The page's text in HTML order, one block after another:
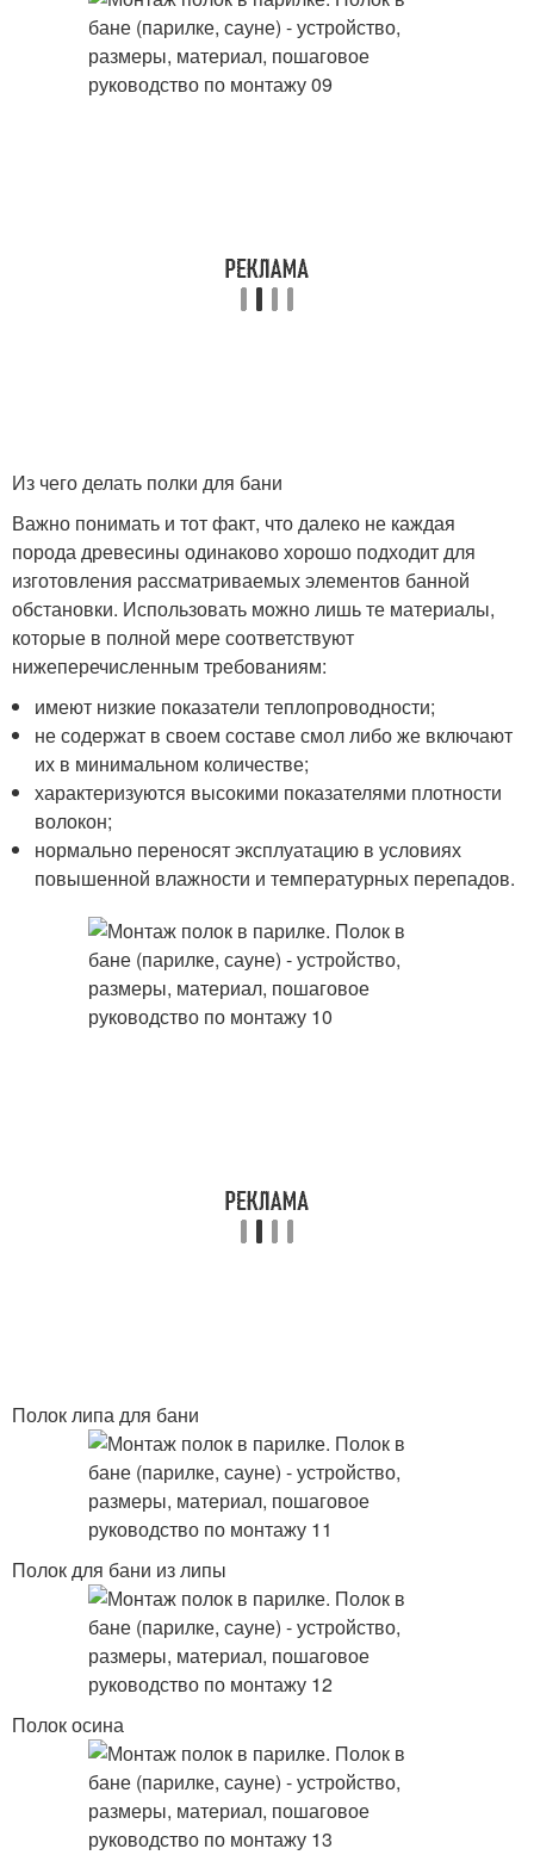
Из чего делать полки для бани
Важно понимать и тот факт, что далеко не каждая
порода древесины одинаково хорошо подходит для
изготовления рассматриваемых элементов банной
обстановки. Использовать можно лишь те материалы,
которые в полной мере соответствуют
нижеперечисленным требованиям:
имеют низкие показатели теплопроводности;
не содержат в своем составе смол либо же включают
их в минимальном количестве;
характеризуются высокими показателями плотности
волокон;
нормально переносят эксплуатацию в условиях
повышенной влажности и температурных перепадов.
Полок липа для бани
Полок для бани из липы
Полок осина